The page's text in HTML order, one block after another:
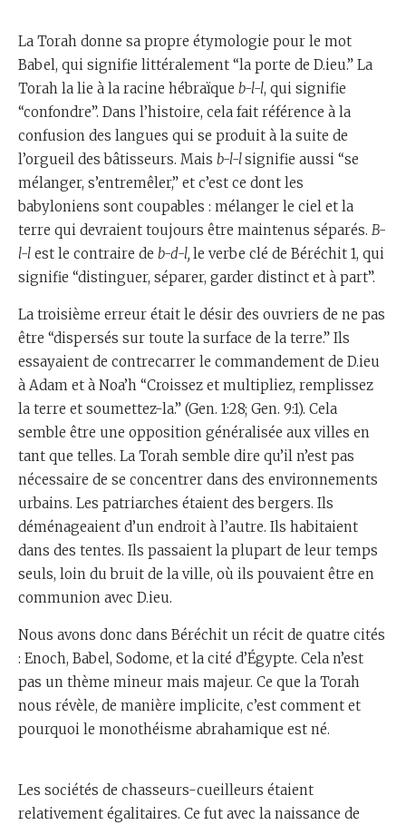
La Torah donne sa propre étymologie pour le mot
Babel, qui signifie littéralement “la porte de D.ieu.” La
Torah la lie à la racine hébraïque b-l-l, qui signifie
“confondre”. Dans l’histoire, cela fait référence à la
confusion des langues qui se produit à la suite de
l’orgueil des bâtisseurs. Mais b-l-lsignifie aussi “se
mélanger, s’entremêler,” et c’est ce dont les
babyloniens sont coupables : mélanger le ciel et la
terre qui devraient toujours être maintenus séparés. B-
l-l est le contraire de b-d-l, le verbe clé de Béréchit 1, qui
signifie “distinguer, séparer, garder distinct et à part”.
La troisième erreur était le désir des ouvriers de ne pas
être “dispersés sur toute la surface de la terre.” Ils
essayaient de contrecarrer le commandement de D.ieu
à Adam et à Noa’h “Croissez et multipliez, remplissez
la terre et soumettez-la.” (Gen. 1:28; Gen. 9:1). Cela
semble être une opposition généralisée aux villes en
tant que telles. La Torah semble dire qu’il n’est pas
nécessaire de se concentrer dans des environnements
urbains. Les patriarches étaient des bergers. Ils
déménageaient d’un endroit à l’autre. Ils habitaient
dans des tentes. Ils passaient la plupart de leur temps
seuls, loin du bruit de la ville, où ils pouvaient être en
communion avec D.ieu.
Nous avons donc dans Béréchit un récit de quatre cités
: Enoch, Babel, Sodome, et la cité d’Égypte. Cela n’est
pas un thème mineur mais majeur. Ce que la Torah
nous révèle, de manière implicite, c’est comment et
pourquoi le monothéisme abrahamique est né.
Les sociétés de chasseurs-cueilleurs étaient
relativement égalitaires. Ce fut avec la naissance de